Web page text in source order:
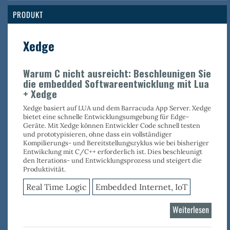
Logic
PRODUKT
Xedge
Warum C nicht ausreicht: Beschleunigen Sie
die embedded Softwareentwicklung mit Lua
+ Xedge
Xedge basiert auf LUA und dem Barracuda App Server. Xedge
bietet eine schnelle Entwicklungsumgebung für Edge-
Geräte. Mit Xedge können Entwickler Code schnell testen
und prototypisieren, ohne dass ein vollständiger
Kompilierungs- und Bereitstellungszyklus wie bei bisheriger
Entwikclung mit C/C++ erforderlich ist. Dies beschleunigt
den Iterations- und Entwicklungsprozess und steigert die
Produktivität.
Real Time Logic Embedded Internet, IoT
Weiterlesenüber
Xedge